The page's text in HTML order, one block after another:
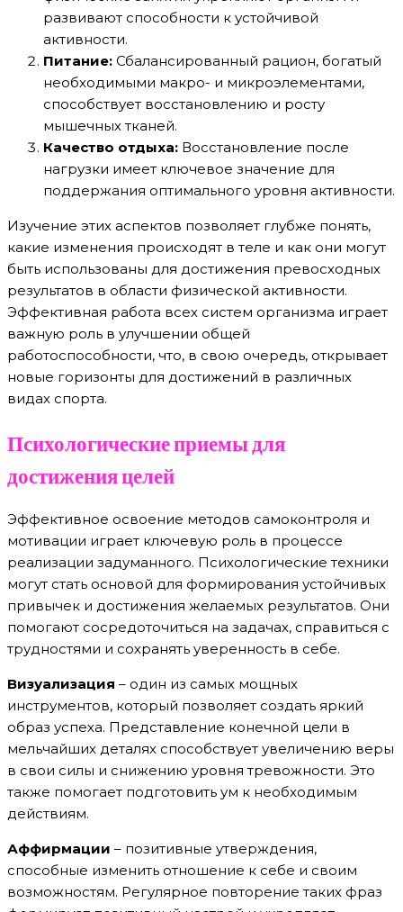
развивают способности к устойчивой
активности.
Питание: Сбалансированный рацион, богатый
необходимыми макро- и микроэлементами,
способствует восстановлению и росту
мышечных тканей.
Качество отдыха: Восстановление после
нагрузки имеет ключевое значение для
поддержания оптимального уровня активности.
Изучение этих аспектов позволяет глубже понять,
какие изменения происходят в теле и как они могут
быть использованы для достижения превосходных
результатов в области физической активности.
Эффективная работа всех систем организма играет
важную роль в улучшении общей
работоспособности, что, в свою очередь, открывает
новые горизонты для достижений в различных
видах спорта.
Психологические приемы для
достижения целей
Эффективное освоение методов самоконтроля и
мотивации играет ключевую роль в процессе
реализации задуманного. Психологические техники
могут стать основой для формирования устойчивых
привычек и достижения желаемых результатов. Они
помогают сосредоточиться на задачах, справиться с
трудностями и сохранять уверенность в себе.
Визуализация – один из самых мощных
инструментов, который позволяет создать яркий
образ успеха. Представление конечной цели в
мельчайших деталях способствует увеличению веры
в свои силы и снижению уровня тревожности. Это
также помогает подготовить ум к необходимым
действиям.
Аффирмации – позитивные утверждения,
способные изменить отношение к себе и своим
возможностям. Регулярное повторение таких фраз